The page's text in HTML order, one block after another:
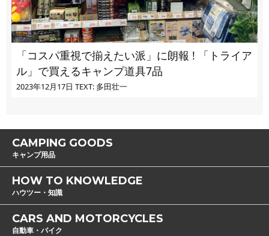
「コスパ重視で揃えたい派」に朗報 ! 「トライア
ル」で買えるキャンプ道具7品
2023年12月17日 TEXT: 多田壮一
CAMPING GOODS
キャンプ用品
HOW TO KNOWLEDGE
ハウツー・知識
CARS AND MOTORCYCLES
自動車・バイク